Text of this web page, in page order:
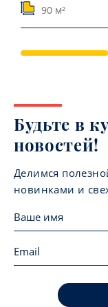
90 м²
Будьте в
новостей!
Делимся
новинками и